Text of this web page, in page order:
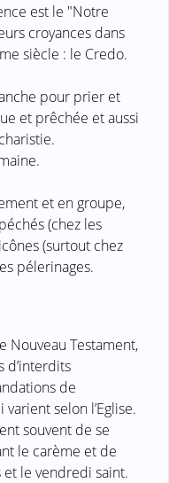
est le "Notre
croyances dans
siècle : le Credo.
pour prier et
et prêchée et aussi
et en groupe,
(chez les
(surtout chez
pélerinages.
Nouveau Testament,
d’interdits
de
selon l’Eglise.
souvent de se
le carème et de
le vendredi saint.